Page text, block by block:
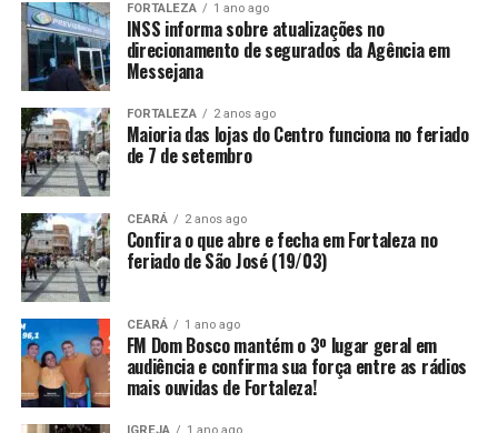
FORTALEZA 1 ano ago
INSS informa sobre atualizações no
direcionamento de segurados da Agência em
Messejana
FORTALEZA 2 anos ago
Maioria das lojas do Centro funciona no feriado
de 7 de setembro
CEARÁ 2 anos ago
Confira o que abre e fecha em Fortaleza no
feriado de São José (19/03)
CEARÁ 1 ano ago
FM Dom Bosco mantém o 3º lugar geral em
audiência e confirma sua força entre as rádios
mais ouvidas de Fortaleza!